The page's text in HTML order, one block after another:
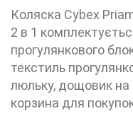
Коляска Cybex
2 в 1
прогулянкового
текстиль
люльку, дощовик на
корзина для